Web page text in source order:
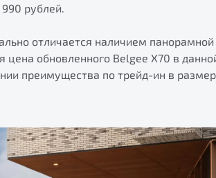
рублей.
отличается наличием
обновленного Belgee X70 в
преимущества по трейд-ин в